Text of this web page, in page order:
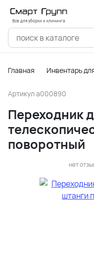
Все для уборки и клининга
Главная Инвентарь
Артикул a000890
Переходник
поворотный
нет